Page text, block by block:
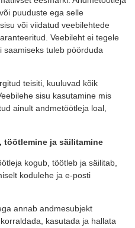
puuduste ega selle
või viidatud veebilehtede
Veebileht ei tegele
saamiseks tuleb pöörduda
teisiti, kuuluvad kõik
sisu kasutamine mis
ainult andmetöötleja loal,
töötlemine ja säilitamine
kogub, töötleb ja säilitab,
kodulehe ja e-posti
annab andmesubjekt
kasutada ja hallata